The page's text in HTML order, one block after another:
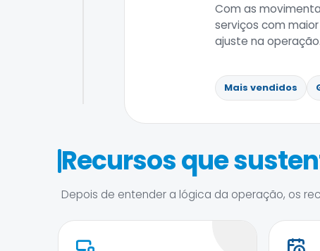
Com as
serviços com
ajuste na operação.
Mais vendidos
Recursos que
Depois de entender a lógica da operação, os